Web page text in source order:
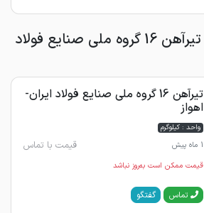
لیست فروشندگان تیرآهن 16 گروه ملی صنایع فولاد
تیرآهن 16 گروه ملی صنایع فولاد ایران-
اهواز
واحد : کیلوگرم
1 ماه پیش
قیمت با تماس
قیمت ممکن است به‌روز نباشد
تماس گفتگو